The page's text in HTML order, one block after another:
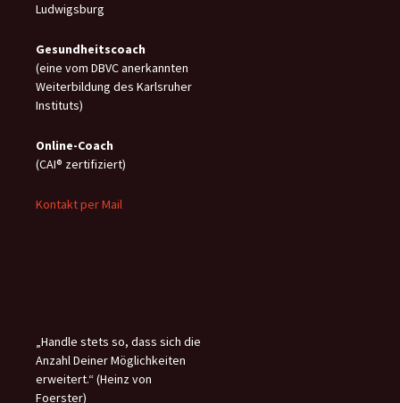
Ludwigsburg
Gesundheitscoach
(eine vom DBVC anerkannten
Weiterbildung des Karlsruher
Instituts)
Online-Coach
(CAI® zertifiziert)
Kontakt per Mail
„Handle stets so, dass sich die
Anzahl Deiner Möglichkeiten
erweitert.“ (Heinz von
Foerster)